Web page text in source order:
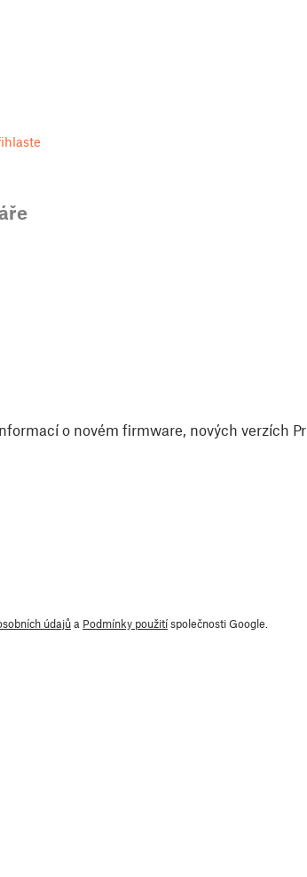
o novém firmware, nových verzích
údajůa Podmínky použitíspolečnosti Google.